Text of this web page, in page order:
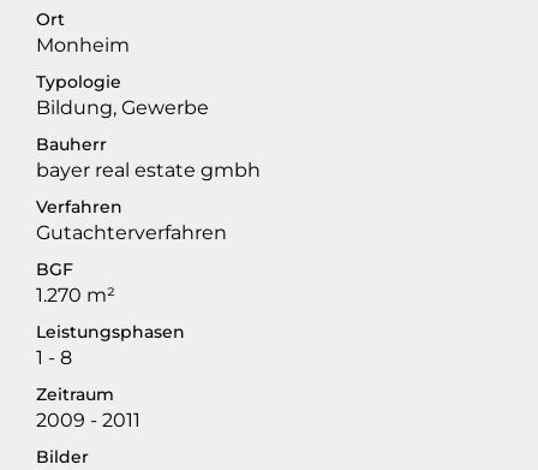
Ort
Monheim
Typologie
Bildung, Gewerbe
Bauherr
bayer real estate gmbh
Verfahren
Gutachterverfahren
BGF
1.270 m²
Leistungsphasen
1 - 8
Zeitraum
2009 - 2011
Bilder